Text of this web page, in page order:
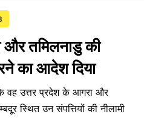
तमिलनाडु की
का आदेश दिया
वह उत्तर प्रदेश के आगरा और
स्थित उन संपत्तियों की नीलामी